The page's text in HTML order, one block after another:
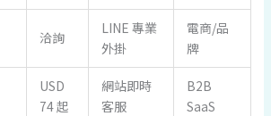
洽詢
LINE 專業
外掛
電商/品
牌
USD
74 起
網站即時
客服
B2B
SaaS